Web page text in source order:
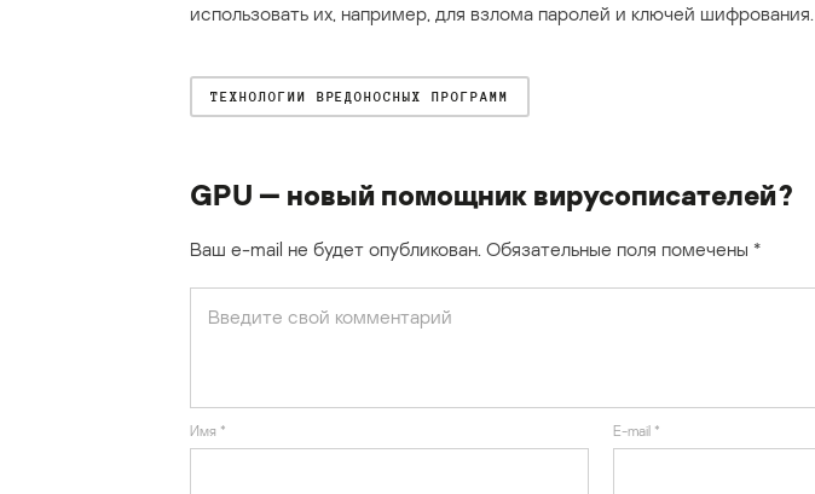
использовать их, например, для взлома паролей и ключей шифрования.
ТЕХНОЛОГИИ ВРЕДОНОСНЫХ ПРОГРАММ
GPU — новый помощник вирусописателей?
Ваш e-mail не будет опубликован. Обязательные поля помечены *
Имя * E-mail *